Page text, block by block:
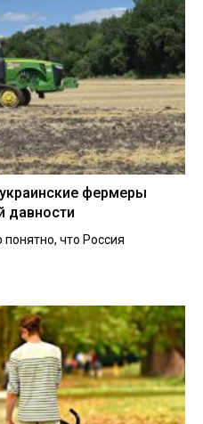
фермеры
давности
что Россия